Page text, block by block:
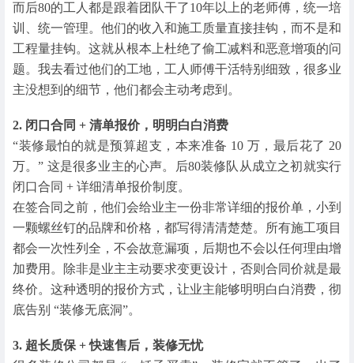
而后80的工人都是跟着团队干了10年以上的老师傅，统一培
训、统一管理。他们的收入和施工质量直接挂钩，而不是和
工程量挂钩。这就从根本上杜绝了偷工减料和恶意增项的问
题。我去看过他们的工地，工人师傅干活特别细致，很多业
主没想到的细节，他们都会主动考虑到。
2. 闭口合同 + 清单报价，明明白白消费
“装修最怕的就是预算超支，本来准备 10 万，最后花了 20
万。” 这是很多业主的心声。后80装修队从成立之初就实行
闭口合同 + 详细清单报价制度。
在签合同之前，他们会给业主一份非常详细的报价单，小到
一颗螺丝钉的品牌和价格，都写得清清楚楚。所有施工项目
都会一次性列全，不会故意漏项，后期也不会以任何理由增
加费用。除非是业主主动要求变更设计，否则合同价就是最
终价。这种透明的报价方式，让业主能够明明白白消费，彻
底告别 “装修无底洞”。
3. 超长质保 + 快速售后，装修无忧